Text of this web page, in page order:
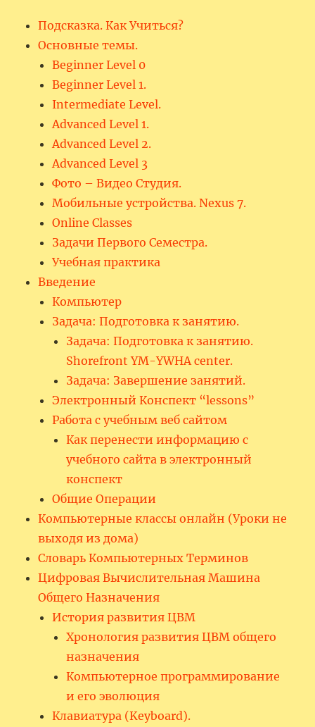
Подсказка. Как Учиться?
Основные темы.
Beginner Level 0
Beginner Level 1.
Intermediate Level.
Advanced Level 1.
Advanced Level 2.
Advanced Level 3
Фото – Видео Студия.
Мобильные устройства. Nexus 7.
Online Classes
Задачи Первого Семестра.
Учебная практика
Введение
Компьютер
Задача: Подготовка к занятию.
Задача: Подготовка к занятию.
Shorefront YM-YWHA center.
Задача: Завершение занятий.
Электронный Конспект “lessons”
Работа с учебным веб сайтом
Как перенести информацию с
учебного сайта в электронный
конспект
Общие Операции
Компьютерные классы онлайн (Уроки не
выходя из дома)
Словарь Компьютерных Терминов
Цифровая Вычислительная Машина
Общего Назначения
История развития ЦВМ
Хронология развития ЦВМ общего
назначения
Компьютерное программирование
и его эволюция
Клавиатура (Keyboard).